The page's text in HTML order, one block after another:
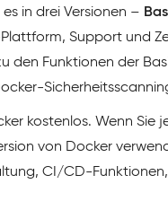
in drei Versionen –
Support und
den Funktionen der
kostenlos. Wenn
von Docker
CI/CD-